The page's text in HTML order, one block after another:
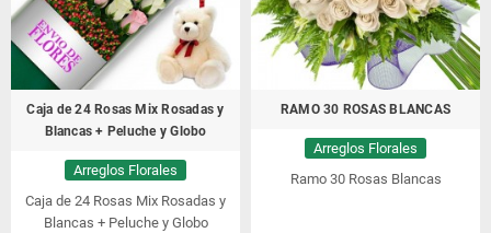
Caja de 24 Rosas Mix Rosadas y
Blancas + Peluche y Globo
Arreglos Florales
Caja de 24 Rosas Mix Rosadas y
Blancas + Peluche y Globo
RAMO 30 ROSAS BLANCAS
Arreglos Florales
Ramo 30 Rosas Blancas